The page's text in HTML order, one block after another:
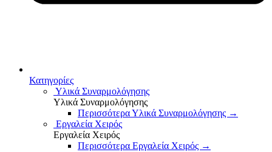
Κατηγορίες
Υλικά Συναρμολόγησης
Υλικά Συναρμολόγησης
Περισσότερα Υλικά Συναρμολόγησης →
Εργαλεία Χειρός
Εργαλεία Χειρός
Περισσότερα Εργαλεία Χειρός →